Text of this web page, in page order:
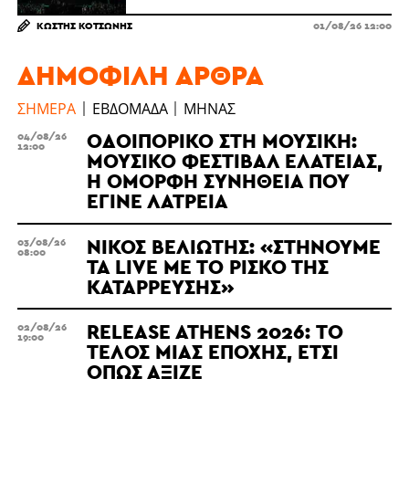
ΚΩΣΤΉΣ ΚΟΤΣΏΝΗΣ 01/08/26 12:00
ΔΗΜΟΦΙΛΉ ΆΡΘΡΑ
ΣΉΜΕΡΑ ΕΒΔΟΜΆΔΑ ΜΉΝΑΣ
ΟΔΟΙΠΟΡΙΚΌ ΣΤΗ ΜΟΥΣΙΚΉ:
ΜΟΥΣΙΚΌ ΦΕΣΤΙΒΆΛ ΕΛΆΤΕΙΑΣ,
Η ΌΜΟΡΦΗ ΣΥΝΉΘΕΙΑ ΠΟΥ
ΈΓΙΝΕ ΛΑΤΡΕΊΑ
04/08/26
12:00
ΝΊΚΟΣ ΒΕΛΙΏΤΗΣ: «ΣΤΉΝΟΥΜΕ
ΤΑ LIVE ΜΕ ΤΟ ΡΊΣΚΟ ΤΗΣ
ΚΑΤΆΡΡΕΥΣΗΣ»
03/08/26
08:00
RELEASE ATHENS 2026: ΤΟ
ΤΈΛΟΣ ΜΙΑΣ ΕΠΟΧΉΣ, ΈΤΣΙ
ΌΠΩΣ ΆΞΙΖΕ
02/08/26
19:00